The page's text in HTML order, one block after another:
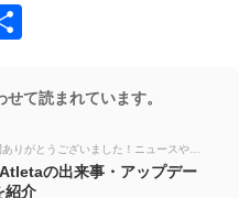
て読まれています。
りがとうございました！ニュースやア
小さな機能改善までおさらい
の出来事・アップデー
紹介